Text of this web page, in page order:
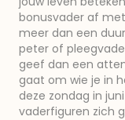
bonusvader af
meer dan een
peter of
geef dan een
gaat om wie je in
deze zondag in
vaderfiguren zich